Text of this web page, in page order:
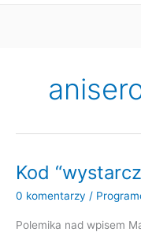
Kod
0 komentarzy /
Polemika nad wpisem